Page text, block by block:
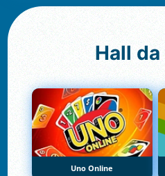
Hall da
Uno Online